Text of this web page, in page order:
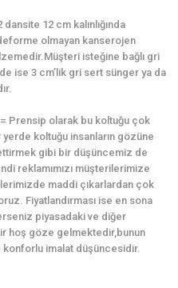
12 cm kalınlığında
olmayan kanserojen
isteğine bağlı gri
ise 3 cm’lik gri sert sünger ya da
Prensip olarak bu koltuğu çok
koltuğu insanların gözüne
gibi bir düşüncemiz de
reklamımızı müşterilerimize
maddi çıkarlardan çok
Fiyatlandırması ise en sona
piyasadaki ve diğer
hoş göze gelmektedir,bunun
konforlu imalat düşüncesidir.